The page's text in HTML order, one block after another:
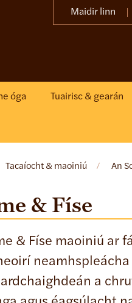
Maidir linn
óga Tuairisc & gearán
Tacaíocht & maoiniú / An
& Físe
& Físe maoiniú ar
neamhspleácha
a